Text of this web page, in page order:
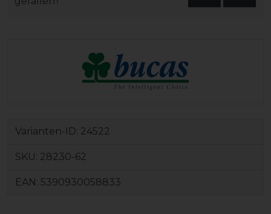
Varianten-ID: 24522
SKU: 28230-62
EAN: 5390930058833